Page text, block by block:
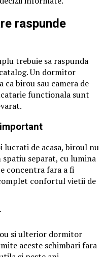
raspunde
trebuie sa raspunda
Un dormitor
ca birou sau camera de
functionala sunt
lucrati de acasa, biroul nu
separat, cu lumina
concentra fara a fi
confortul vietii de
si ulterior dormitor
aceste schimbari fara